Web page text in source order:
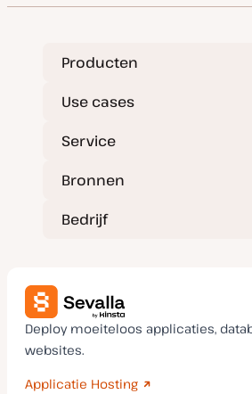
u
e
Producten
Use cases
Service
Bronnen
Bedrijf
Deploy moeiteloos applicaties,
websites.
Applicatie Hosting